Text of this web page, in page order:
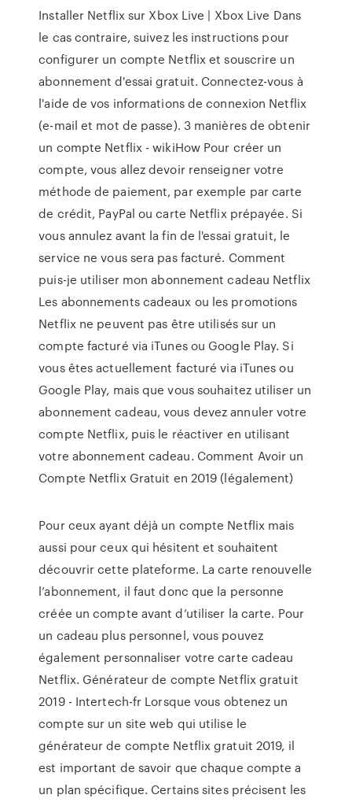
Installer Netflix sur Xbox Live | Xbox Live Dans
le cas contraire, suivez les instructions pour
configurer un compte Netflix et souscrire un
abonnement d'essai gratuit. Connectez-vous à
l'aide de vos informations de connexion Netflix
(e-mail et mot de passe). 3 manières de obtenir
un compte Netflix - wikiHow Pour créer un
compte, vous allez devoir renseigner votre
méthode de paiement, par exemple par carte
de crédit, PayPal ou carte Netflix prépayée. Si
vous annulez avant la fin de l'essai gratuit, le
service ne vous sera pas facturé. Comment
puis-je utiliser mon abonnement cadeau Netflix
Les abonnements cadeaux ou les promotions
Netflix ne peuvent pas être utilisés sur un
compte facturé via iTunes ou Google Play. Si
vous êtes actuellement facturé via iTunes ou
Google Play, mais que vous souhaitez utiliser un
abonnement cadeau, vous devez annuler votre
compte Netflix, puis le réactiver en utilisant
votre abonnement cadeau. Comment Avoir un
Compte Netflix Gratuit en 2019 (légalement)
Pour ceux ayant déjà un compte Netflix mais
aussi pour ceux qui hésitent et souhaitent
découvrir cette plateforme. La carte renouvelle
l’abonnement, il faut donc que la personne
créée un compte avant d’utiliser la carte. Pour
un cadeau plus personnel, vous pouvez
également personnaliser votre carte cadeau
Netflix. Générateur de compte Netflix gratuit
2019 - Intertech-fr Lorsque vous obtenez un
compte sur un site web qui utilise le
générateur de compte Netflix gratuit 2019, il
est important de savoir que chaque compte a
un plan spécifique. Certains sites précisent les